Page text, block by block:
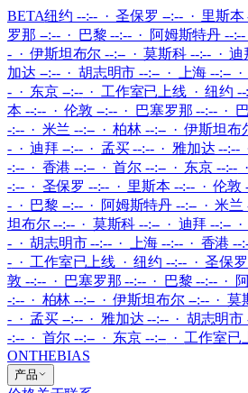
BETA纽约 --:-- · 圣保罗 --:-- · 里斯
罗那 --:-- · 巴黎 --:-- · 阿姆斯特丹 --
- · 伊斯坦布尔 --:-- · 莫斯科 --:-- ·
加达 --:-- · 胡志明市 --:-- · 上海 --:--
- · 东京 --:--· 工作室已上线 ·纽约
本 --:-- · 伦敦 --:-- · 巴塞罗那 --:-- ·
-:-- · 米兰 --:-- · 柏林 --:-- · 伊斯坦布
- · 迪拜 --:-- · 孟买 --:-- · 雅加达 --:--
-:-- · 香港 --:-- · 首尔 --:-- · 东京 --:-- ·
-:-- · 圣保罗 --:-- · 里斯本 --:-- · 伦敦
- · 巴黎 --:-- · 阿姆斯特丹 --:-- · 米
坦布尔 --:-- · 莫斯科 --:-- · 迪拜 --:--
- · 胡志明市 --:-- · 上海 --:-- · 香港 --
-· 工作室已上线 ·纽约 --:-- · 圣保
敦 --:-- · 巴塞罗那 --:-- · 巴黎 --:-- ·
-:-- · 柏林 --:-- · 伊斯坦布尔 --:-- · 莫
- · 孟买 --:-- · 雅加达 --:-- · 胡志明
-:-- · 首尔 --:-- · 东京 --:-- · 工作室已
ONTHEBIAS
产品